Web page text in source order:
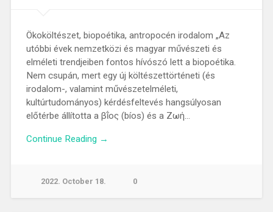
Ökoköltészet, biopoétika, antropocén irodalom „Az
utóbbi évek nemzetközi és magyar művészeti és
elméleti trendjeiben fontos hívószó lett a biopoétika.
Nem csupán, mert egy új költészettörténeti (és
irodalom-, valamint művészetelméleti,
kultúrtudományos) kérdésfeltevés hangsúlyosan
előtérbe állította a βῐ́ος (bíos) és a Ζωή…
Continue Reading →
2022. October 18. 0